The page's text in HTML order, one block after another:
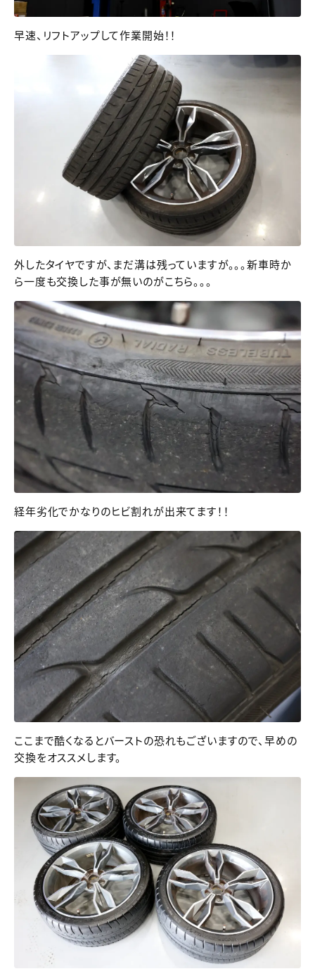
早速、リフトアップして作業開始！！
外したタイヤですが、まだ溝は残っていますが。。。新車時か
ら一度も交換した事が無いのがこちら。。。
経年劣化でかなりのヒビ割れが出来てます！！
ここまで酷くなるとバーストの恐れもございますので、早めの
交換をオススメします。